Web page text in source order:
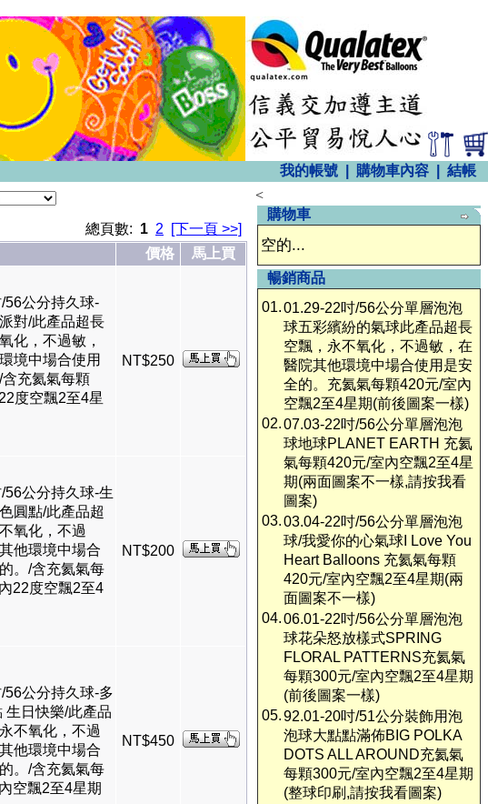
我的帳號 購物車內容
結帳
總頁數: 1 2
[下一頁 >>]
價格 馬上買
56公分持久球-
對/此產品超長
化，不過敏，
境中場合使用
充氦氣每顆
度空飄2至4星
NT$250
56公分持久球-生
圓點/此產品超
氧化，不過
他環境中場合
。/含充氦氣每
22度空飄2至4
NT$200
56公分持久球-多
生日快樂/此產品
不氧化，不過
他環境中場合
。/含充氦氣每
空飄2至4星期
NT$450
<
購物車
空的...
暢銷商品
01.01.29-22吋/56公分單層泡泡
球五彩繽紛的氣球此產品超長
空飄，永不氧化，不過敏，在
醫院其他環境中場合使用是安
全的。充氦氣每顆420元/室內
空飄2至4星期(前後圖案一樣)
02.07.03-22吋/56公分單層泡泡
球地球PLANET EARTH 充氦
氣每顆420元/室內空飄2至4星
期(兩面圖案不一樣,請按我看
圖案)
03.03.04-22吋/56公分單層泡泡
球/我愛你的心氣球I Love You
Heart Balloons 充氦氣每顆
420元/室內空飄2至4星期(兩
面圖案不一樣)
04.06.01-22吋/56公分單層泡泡
球花朵怒放樣式SPRING
FLORAL PATTERNS充氦氣
每顆300元/室內空飄2至4星期
(前後圖案一樣)
05.92.01-20吋/51公分裝飾用泡
泡球大點點滿佈BIG POLKA
DOTS ALL AROUND充氦氣
每顆300元/室內空飄2至4星期
(整球印刷,請按我看圖案)